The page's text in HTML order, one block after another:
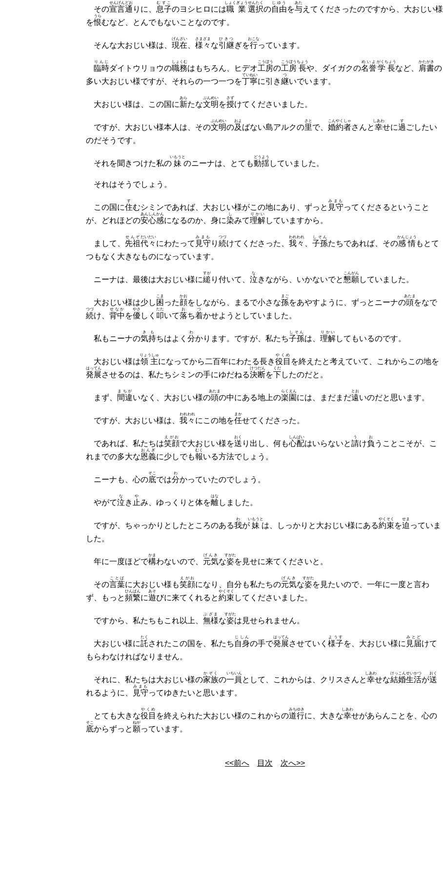
その宣言
せんげん
通
どお
りに、 息子
むすこ
のヨシヒロには職業
しょくぎょう
選択
せんたく
の自由
じゆう
を与
あた
えてくださったのですから、大おじい様
を恨
うら
むなど、とんでもないことなのです。
そんな大おじい様は、 現在
げんざい
様々
さまざま
な引継
ひきつ
ぎを行
おこな
っています。
臨時
りんじ
ダイトウリョウの職務
しょくむ
はもちろん、ヒデオ工房
こうぼう
の工房
こうぼう
長
ちょう
や、ダイガクの名誉
めいよ
学長
がくちょう
など、 肩書
かたがき
の
多い大おじい様ですが、それらの一つ一つを丁寧
ていねい
に引き継
つ
いでいます。
大おじい様は、この国に新
あら
たな文明
ぶんめい
を授
さず
けてくださいました。
ですが、大おじい様本人は、その文明
ぶんめい
の及
およ
ばない島アルクの里
さと
で、 婚約者
こんやくしゃ
さんと幸
しあわ
せに過
す
ごしたい
のだそうです。
それを聞きつけた私の 妹
いもうと
のニーナは、とても動揺
どうよう
していました。
それはそうでしょう。
この国に住
す
むシミンであれば、大おじい様がこの地にあり、ずっと 見守
みまも
ってくださるということ
が、どれほどの安心感
あんしんかん
になるのか、身に染
し
みて理解
りかい
していますから。
まして、 先祖
せんぞ
代々
だいだい
にわたって 見守
みまも
り 続
つづ
けてくださった、 我々
われわれ
子孫
しそん
たちであれば、その感情
かんじょう
もとて
つもなく大きなものになっています。
ニーナは、最後は大おじい様に縋
すが
り付いて、 泣
な
きながら、いかないでと懇願
こんがん
していました。
大おじい様は少し 困
こま
った顔
かお
をしながら、まるで小さな孫
まご
をあやすように、ずっとニーナの頭
あたま
をなで
続
つづ
け、 背中
せなか
を優
やさ
しく 叩
たた
いて落
お
ち着
つ
かせようとしていました。
私もニーナの気持
きも
ちはよく 分
わ
かります。ですが、私たち子孫
しそん
は、 理解
りかい
してもいるのです。
大おじい様は領主
りょうしゅ
になってから二百年にわたる長き役目
やくめ
を終えたと考えていて、これからこの地を
発展
はってん
させるのは、私たちシミンの手にゆだねる決断
けつだん
を下
くだ
したのだと。
まず、 間違
まちが
いなく、大おじい様の頭
あたま
の中にある地上の楽園
らくえん
には、まだまだ遠
とお
いのだと思います。
ですが、大おじい様は、 我々
われわれ
にこの地を任
まか
せてくださった。
であれば、私たちは笑顔
えがお
で大おじい様を送
おく
り出し、何も心配
しんぱい
はいらないと請
う
け負
お
うことこそが、こ
れまでの多大な恩義
おんぎ
に少しでも報
むく
いる方法でしょう。
ニーナも、心の底
そこ
では分
わ
かっていたのでしょう。
やがて泣
な
き 止
や
み、ゆっくりと体を離
はな
しました。
ですが、ちゃっかりとしたところのある我
わ
が 妹
いもうと
は、しっかりと大おじい様にある約束
やくそく
を迫
せま
っていま
した。
年に一度ほどで構
かま
わないので、 元気
げんき
な姿
すがた
を見せに来てくださいと。
その言葉
ことば
に大おじい様も笑顔
えがお
になり、自分も私たちの元気
げんき
な姿
すがた
を見たいので、一年に一度と言わ
ず、もっと頻繁
ひんぱん
に遊
あそ
びに来てくれると約束
やくそく
してくださいました。
ですから、私たちもこれ以上、 無様
ぶざま
な姿
すがた
は見せられません。
大おじい様に託
たく
されたこの国を、私たち 自身
じしん
の手で発展
はってん
させていく 様子
ようす
を、大おじい様に 見届
みとど
けて
もらわなければなりません。
それに、私たちは大おじい様の家族
かぞく
の一員
いちいん
として、これからは、クリスさんと幸
しあわ
せな結婚
けっこん
生活
せいかつ
が送
おく
れるように、 見守
みまも
ってゆきたいと思います。
とても大きな役目
やくめ
を終えられた大おじい様のこれからの道行
みちゆき
に、大きな幸
しあわ
せがあらんことを、心の
底
そこ
からずっと 願
ねが
っています。
<<前へ 目次 次へ>>